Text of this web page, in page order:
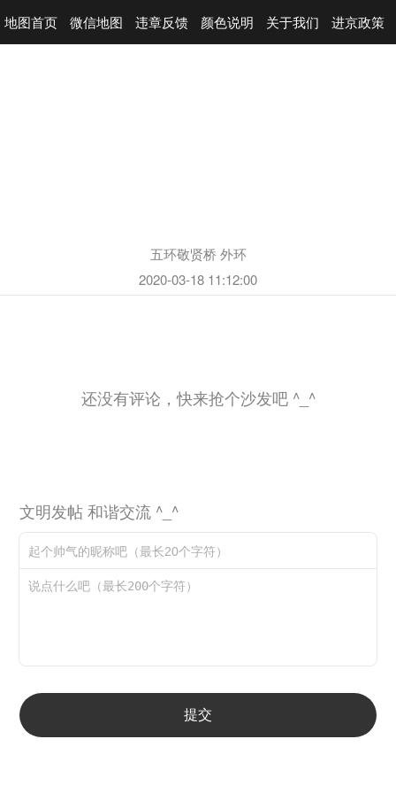
地图首页 微信地图 违章反馈 颜色说明 关于我们 进京政策
五环敬贤桥 外环
2020-03-18 11:12:00
还没有评论，快来抢个沙发吧 ^_^
文明发帖 和谐交流 ^_^
提交